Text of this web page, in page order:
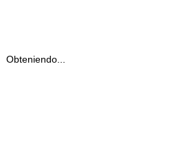
Obteniendo...